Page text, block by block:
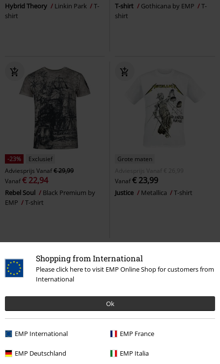
Shopping from International
Please click here to visit EMP Online Shop for customers from
International
Ok
EMP International EMP France
EMP Deutschland EMP Italia
Hybrid Theory Linkin Park
T-
shirt
T-shirt Gothicana by EMP
T-
shirt
-23%
Exclusief
Adviesprijs Vanaf€ 29,99
Vanaf€ 22,94
Rebel Soul
Black Premium by
EMP
T-shirt
Grote maten
Adviesprijs
Vanaf € 26,99
Vanaf€ 23,99
Justice Metallica T-shirt